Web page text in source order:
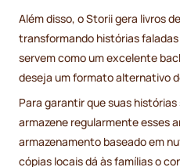
Além disso, o Storii gera livros
transformando histórias
servem como um excelente
deseja um formato alternativo
Para garantir que suas
armazene regularmente esses
armazenamento baseado em
cópias locais dá às famílias o